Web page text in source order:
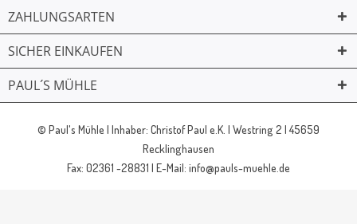
ZAHLUNGSARTEN
SICHER EINKAUFEN
PAUL´S MÜHLE
© Paul's Mühle | Inhaber: Christof Paul e.K. | Westring 2 | 45659
Recklinghausen
Fax: 02361 -28831 | E-Mail: info@pauls-muehle.de